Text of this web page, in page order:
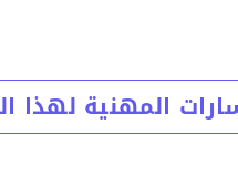
المهنية لهذا